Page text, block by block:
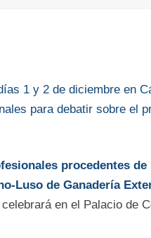
1 y 2 de diciembre en
para debatir sobre el
procedentes
Luso de Ganadería
en el Palacio de